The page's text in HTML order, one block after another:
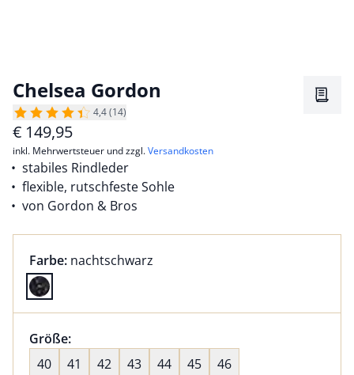
Chelsea Gordon
4,4 (14)
€ 149,95
inkl. Mehrwertsteuer und zzgl.Versandkosten
stabiles Rindleder
flexible, rutschfeste Sohle
von Gordon & Bros
Farbauswahl:
Farbe: aktuell ausgewählt:
nachtschwarz
Farbe nachtschwarz ausgewählt
Größenauswahl:
Größe:nichts ausgewählt
40
41 42 43 44 45 46